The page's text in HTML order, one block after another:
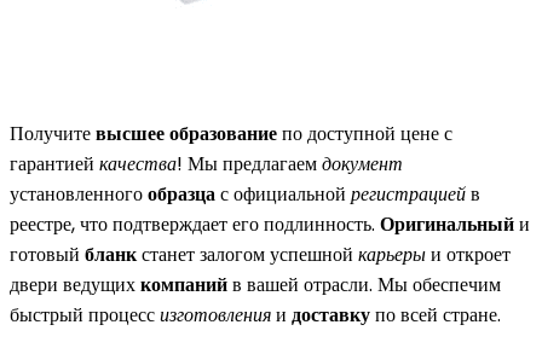
Получитевысшее образованиепо доступной цене с
гарантией качества! Мы предлагаемдокумент
установленногообразцас официальной регистрациейв
реестре, что подтверждает его подлинность. Оригинальныйи
готовый бланкстанет залогом успешной карьерыи откроет
двери ведущихкомпанийв вашей отрасли. Мы обеспечим
быстрый процессизготовленияи доставкупо всей стране.